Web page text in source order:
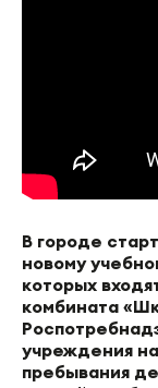
В городе
новому
которых
комбината
учреждения
пребывания